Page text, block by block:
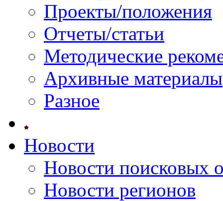
Проекты/положения
Отчеты/статьи
Методические
Архивные материалы
Разное
Новости
Новости поисковых
Новости регионов